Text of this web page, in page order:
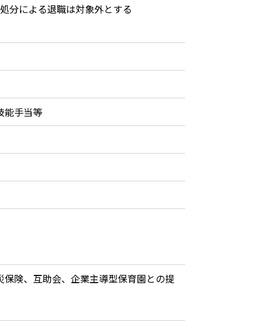
分による退職は対象外とする
能手当等
険、互助会、企業主導型保育園との提